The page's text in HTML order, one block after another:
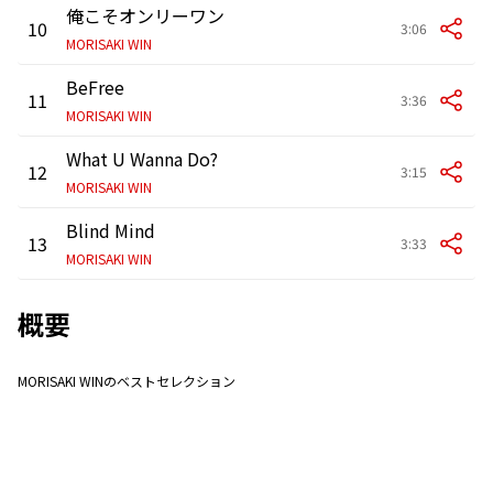
10 俺こそオンリーワン
MORISAKI WIN
3:06
11 BeFree
MORISAKI WIN
3:36
12 What U Wanna Do?
MORISAKI WIN
3:15
13 Blind Mind
MORISAKI WIN
3:33
概要
MORISAKI WINのベストセレクション